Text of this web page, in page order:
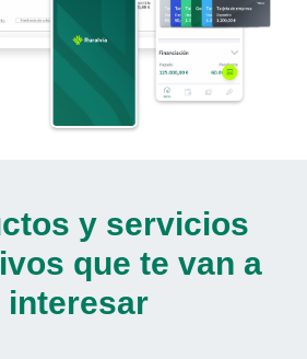
y servicios
que te van a
interesar